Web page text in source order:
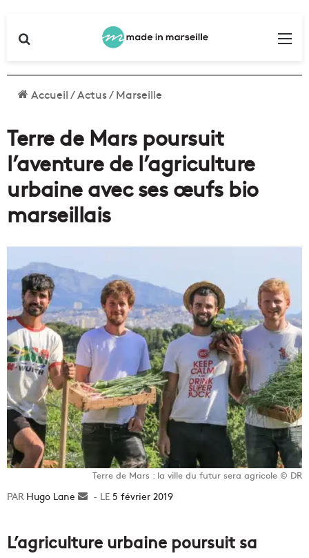
Accueil/Actus/Marseille
Terre de Mars poursuit
l’aventure de l’agriculture
urbaine avec ses œufs bio
marseillais
Terre de Mars : la ville du futur sera agricole © DR
Hugo Lane
Envoyer5 février 2019
L’agriculture urbaine poursuit sa